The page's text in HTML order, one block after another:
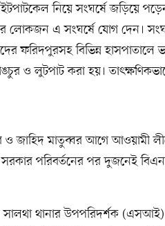
নিয়ে সংঘর্ষে জড়িয়ে
লোকজন এ সংঘর্ষে যোগ দেন।
বিভিন্ন হাসপাতালে
ও লুটপাট করা হয়।
ও জাহিদ মাতুব্বর আগে আওয়ামী
পরিবর্তনের পর দুজনেই
সালথা থানার উপপরিদর্শক